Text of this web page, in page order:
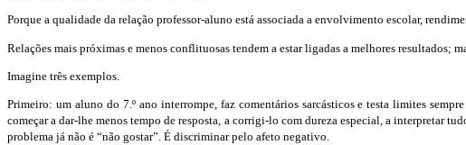
Porque a qualidade da relação professor-aluno está associada a envolvimento escolar,
Relações mais próximas e menos conflituosas tendem a estar ligadas a melhores resultados;
Imagine três exemplos.
Primeiro: um aluno do 7.º ano interrompe, faz comentários sarcásticos e testa limites
começar a dar-lhe menos tempo de resposta, a corrigi-lo com dureza especial, a interpretar
problema já não é “não gostar”. É discriminar pelo afeto negativo.